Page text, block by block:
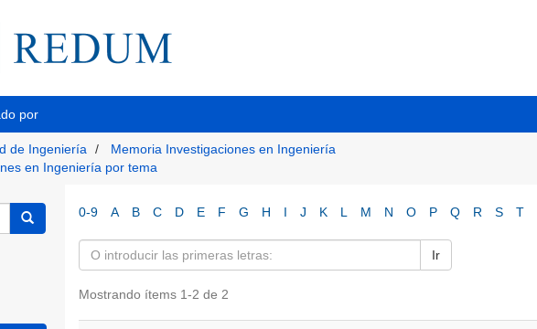
por
de Ingeniería
Memoria Investigaciones en Ingeniería
en Ingeniería por tema
0-9 A B C D E F G H I J K L M N O P Q R S T
Ir
Mostrando ítems 1-2 de 2